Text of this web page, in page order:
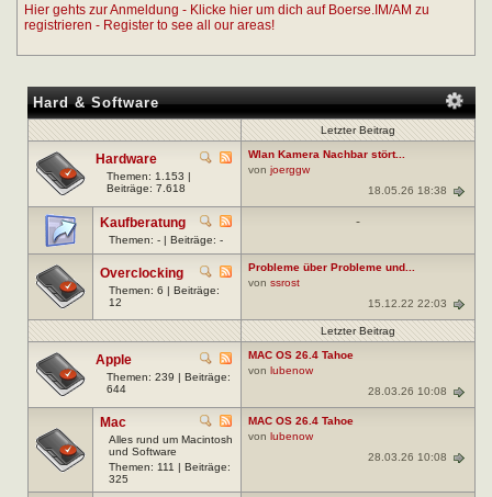
Hier gehts zur Anmeldung - Klicke hier um dich auf Boerse.IM/AM zu
registrieren - Register to see all our areas!
Hard & Software
Letzter Beitrag
Hardware
Themen: 1.153 |
Beiträge: 7.618
Wlan Kamera Nachbar stört...
von joerggw
18.05.26 18:38
Kaufberatung
Themen: - | Beiträge: -
-
Overclocking
Themen: 6 | Beiträge:
12
Probleme über Probleme und...
von ssrost
15.12.22 22:03
Letzter Beitrag
Apple
Themen: 239 | Beiträge:
644
MAC OS 26.4 Tahoe
von lubenow
28.03.26 10:08
Mac
Alles rund um Macintosh
und Software
Themen: 111 | Beiträge:
325
MAC OS 26.4 Tahoe
von lubenow
28.03.26 10:08